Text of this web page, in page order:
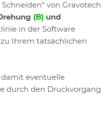
von Gravotech
(B) und
in der Software
Ihrem tatsächlichen
damit eventuelle
durch den Druckvorgang